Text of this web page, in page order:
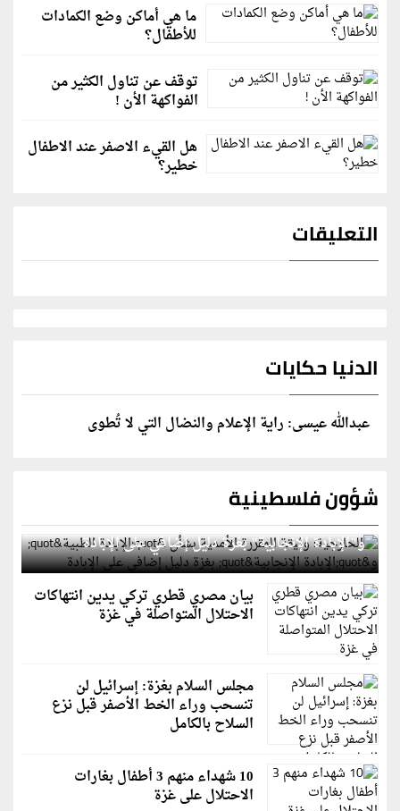
ما هي أماكن وضع الكمادات
للأطفال؟
توقف عن تناول الكثير من
الفواكهة الأن !
هل القيء الاصفر عند الاطفال
خطير؟
التعليقات
الدنيا حكايات
عبدالله عيسى: راية الإعلام والنضال التي لا تُطوى
شؤون فلسطينية
الخارجية: وثيقة المقررة الأممية بشأن "الإبادة الطبية"
و"الإبادة الإنجابية" بغزة دليل إضافي على الإبادة
بيان مصري قطري تركي يدين انتهاكات
الاحتلال المتواصلة في غزة
مجلس السلام بغزة: إسرائيل لن
تنسحب وراء الخط الأصفر قبل نزع
السلاح بالكامل
10 شهداء منهم 3 أطفال بغارات
الاحتلال على غزة